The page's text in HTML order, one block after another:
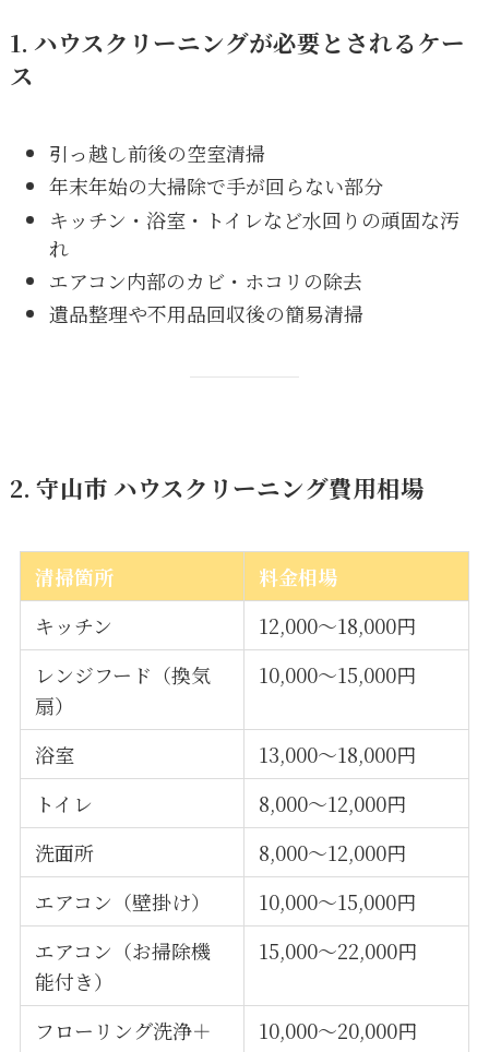
1. ハウスクリーニングが必要とされるケー
ス
引っ越し前後の空室清掃
年末年始の大掃除で手が回らない部分
キッチン・浴室・トイレなど水回りの頑固な汚
れ
エアコン内部のカビ・ホコリの除去
遺品整理や不用品回収後の簡易清掃
2. 守山市 ハウスクリーニング費用相場
清掃箇所
料金相場
キッチン
12,000〜18,000円
レンジフード（換気
扇）
10,000〜15,000円
浴室
13,000〜18,000円
トイレ
8,000〜12,000円
洗面所
8,000〜12,000円
エアコン（壁掛け）
10,000〜15,000円
エアコン（お掃除機
能付き）
15,000〜22,000円
フローリング洗浄＋
10,000〜20,000円